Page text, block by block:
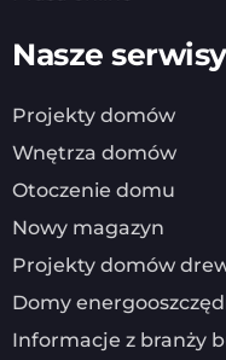
Nasze
Projekty domów
Wnętrza domów
Otoczenie domu
Nowy magazyn
Projekty domów
Domy
Informacje z branży